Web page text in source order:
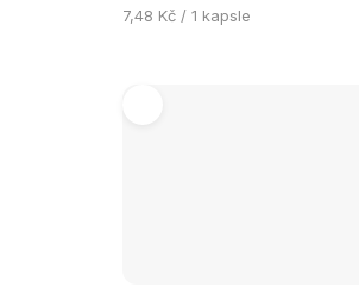
Měrná
7,48 Kč / 1 kapsle